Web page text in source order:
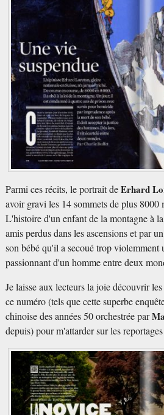
Parmi ces récits, le portrait deErhard
avoir gravi les 14 sommets de plus 8000
L'histoire d'un enfant de la montagne à
amis perdus dans les ascensions et par
son bébé qu'il a secoué trop
passionnant d'un homme entre deux
Je laisse aux lecteurs la joie découvrir
ce numéro (tels que cette superbe
chinoise des années 50 orchestrée par
depuis) pour m'attarder sur les